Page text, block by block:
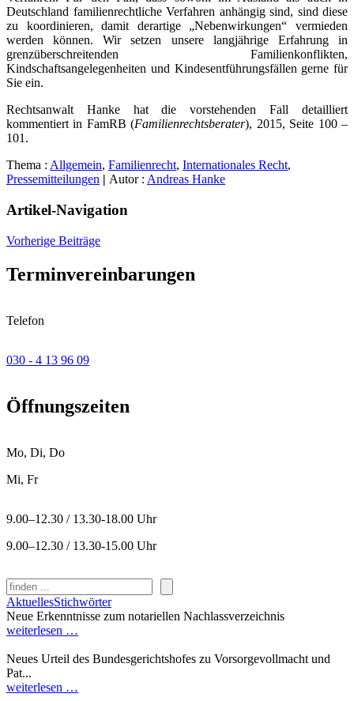
Deutschland familienrechtliche Verfahren anhängig sind, sind diese
zu koordinieren, damit derartige „Nebenwirkungen“ vermieden
werden können. Wir setzen unsere langjährige Erfahrung in
grenzüberschreitenden Familienkonflikten,
Kindschaftsangelegenheiten und Kindesentführungsfällen gerne für
Sie ein.
Rechtsanwalt Hanke hat die vorstehenden Fall detailliert
kommentiert in FamRB (Familienrechtsberater), 2015, Seite 100 –
101.
Thema : Allgemein, Familienrecht, Internationales Recht,
Pressemitteilungen | Autor : Andreas Hanke
Artikel-Navigation
Vorherige Beiträge
Terminvereinbarungen
Telefon
030 - 4 13 96 09
Öffnungszeiten
Mo, Di, Do
Mi, Fr
9.00–12.30 / 13.30-18.00 Uhr
9.00–12.30 / 13.30-15.00 Uhr
Suchen
AktuellesStichwörter
Neue Erkenntnisse zum notariellen Nachlassverzeichnis
weiterlesen …
Neues Urteil des Bundesgerichtshofes zu Vorsorgevollmacht und
Pat...
weiterlesen …